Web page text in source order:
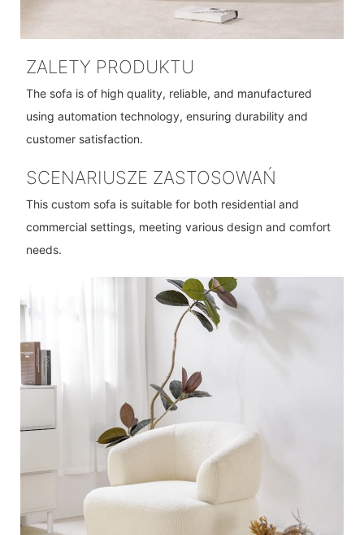
ZALETY PRODUKTU
The sofa is of high quality, reliable, and manufactured
using automation technology, ensuring durability and
customer satisfaction.
SCENARIUSZE ZASTOSOWAŃ
This custom sofa is suitable for both residential and
commercial settings, meeting various design and comfort
needs.